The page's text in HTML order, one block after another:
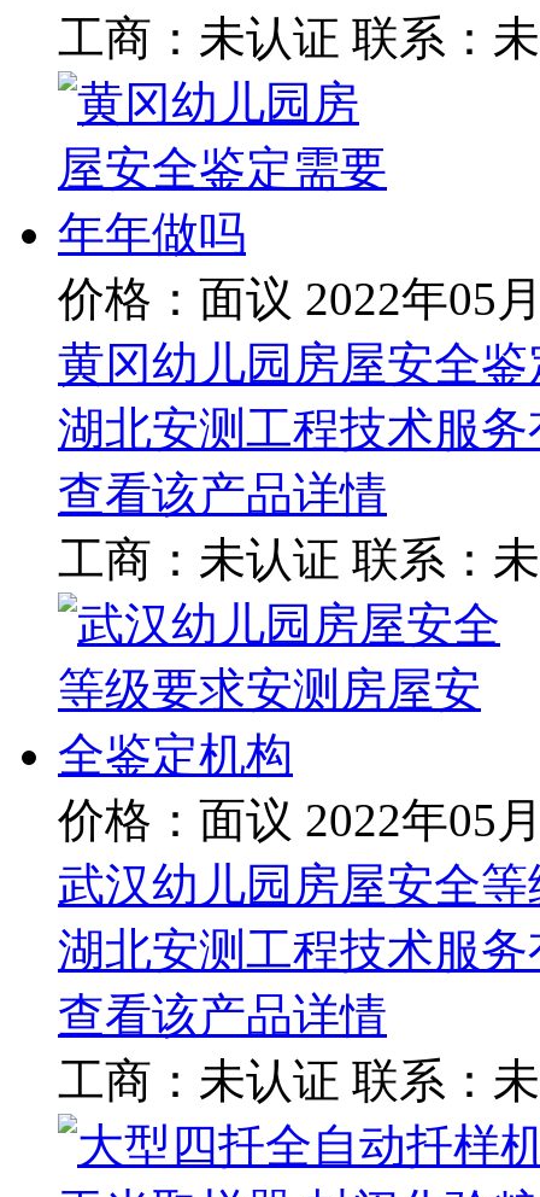
工商： 未认证 联系：
价格：面议 2022年05
黄冈幼儿园房屋安全
湖北安测工程技术服
查看该产品详情
工商： 未认证 联系：
价格：面议 2022年05
武汉幼儿园房屋安全
湖北安测工程技术服
查看该产品详情
工商： 未认证 联系：